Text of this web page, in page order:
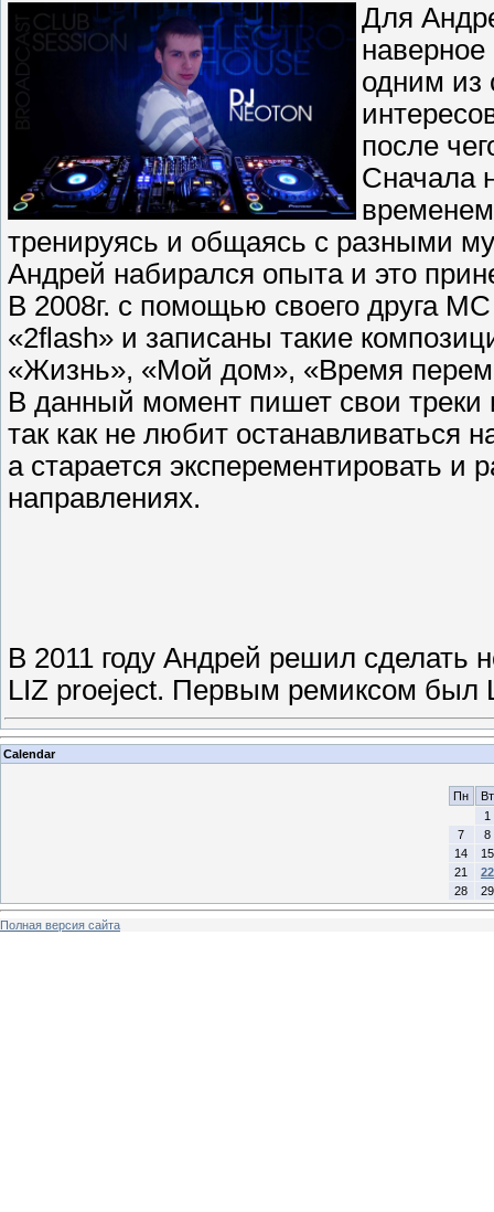
Для
наверное
одним из
после
Сначала
тренируясь и общаясь с разными
Андрей набирался опыта и это
В 2008г. с помощью своего друга
«2flash» и записаны такие
«Жизнь», «Мой дом», «Время
В данный момент пишет свои треки
так как не любит останавливаться
а старается эксперементировать и
направлениях.
В 2011 году Андрей решил сделать
LIZ proeject. Первым ремиксом был
Calendar
Пн
Вт
1
7
8
14
15
21
22
28
29
Полная версия сайта